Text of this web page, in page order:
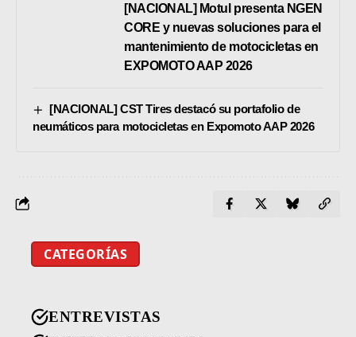
[NACIONAL] Motul presenta NGEN
CORE y nuevas soluciones para el
mantenimiento de motocicletas en
EXPOMOTO AAP 2026
[NACIONAL] CST Tires destacó su portafolio de
neumáticos para motocicletas en Expomoto AAP 2026
CATEGORÍAS
ENTREVISTAS